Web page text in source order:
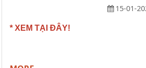
15-01-
* XEM TẠI ĐÂY!